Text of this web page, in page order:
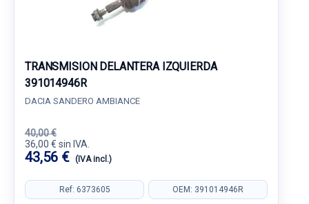
TRANSMISION DELANTERA IZQUIERDA
391014946R
DACIA SANDERO AMBIANCE
40,00 €
36,00 € sin IVA.
43,56 € (IVA incl.)
Ref: 6373605 OEM: 391014946R